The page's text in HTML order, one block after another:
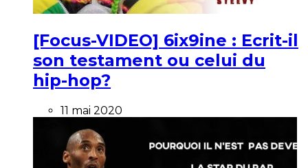
[Focus-VIDEO] 6ix9ine : Ecrit-il
son testament ou celui du
hip-hop?
11 mai 2020